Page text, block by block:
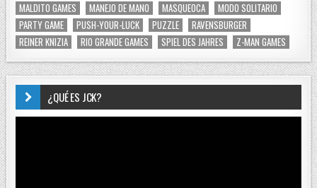
MALDITO GAMES
MANEJO DE MANO MASQUEOCA
MODO SOLITARIO
PARTY GAME
PUSH-YOUR-LUCK PUZZLE
RAVENSBURGER
REINER KNIZIA
RIO GRANDE GAMES SPIEL DES JAHRES Z-MAN GAMES
¿QUÉ ES JCK?